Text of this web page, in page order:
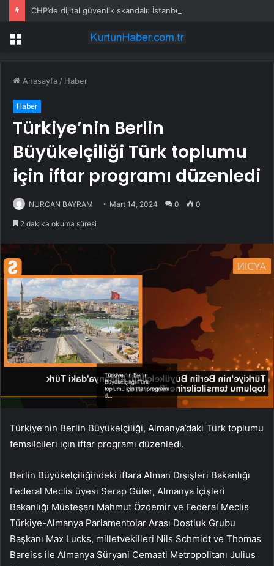
Menü
Anasayfa / Haber
Haber
Türkiye’nin Berlin
Büyükelçiliği Türk toplumu
için iftar programı düzenledi
NURCAN BAYRAM Mart 14, 2024 0 0
2 dakika okuma süresi
Türkiye’nin Berlin Büyükelçiliği, Almanya’daki Türk toplumu
temsilcileri için iftar programı düzenledi.
Berlin Büyükelçiliğindeki iftara Alman Dışişleri Bakanlığı
Federal Meclis üyesi Serap Güler, Almanya İçişleri
Bakanlığı Müsteşarı Mahmut Özdemir ve Federal Meclis
Türkiye-Almanya Parlamentolar Arası Dostluk Grubu
Başkanı Max Lucks, milletvekilleri Nils Schmidt ve Thomas
Bareiss ile Almanya Süryani Cemaati Metropolitanı Julius